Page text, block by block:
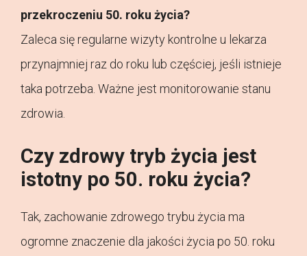
przekroczeniu 50. roku życia?
Zaleca się regularne wizyty kontrolne u lekarza
przynajmniej raz do roku lub częściej, jeśli istnieje
taka potrzeba. Ważne jest monitorowanie stanu
zdrowia.
Czy zdrowy tryb życia jest
istotny po 50. roku życia?
Tak, zachowanie zdrowego trybu życia ma
ogromne znaczenie dla jakości życia po 50. roku